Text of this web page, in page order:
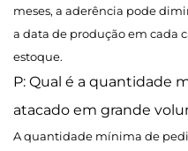
meses, a aderência pode
a data de produção em cada
estoque.
P: Qual é a quantidade
atacado em grande
A quantidade mínima de